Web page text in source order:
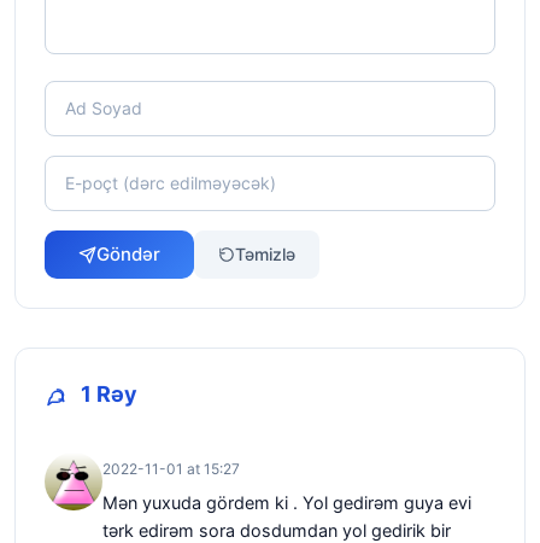
Göndər Təmizlə
1 Rəy
2022-11-01 at 15:27
Mən yuxuda gördem ki . Yol gedirəm guya evi
tərk edirəm sora dosdumdan yol gedirik bir